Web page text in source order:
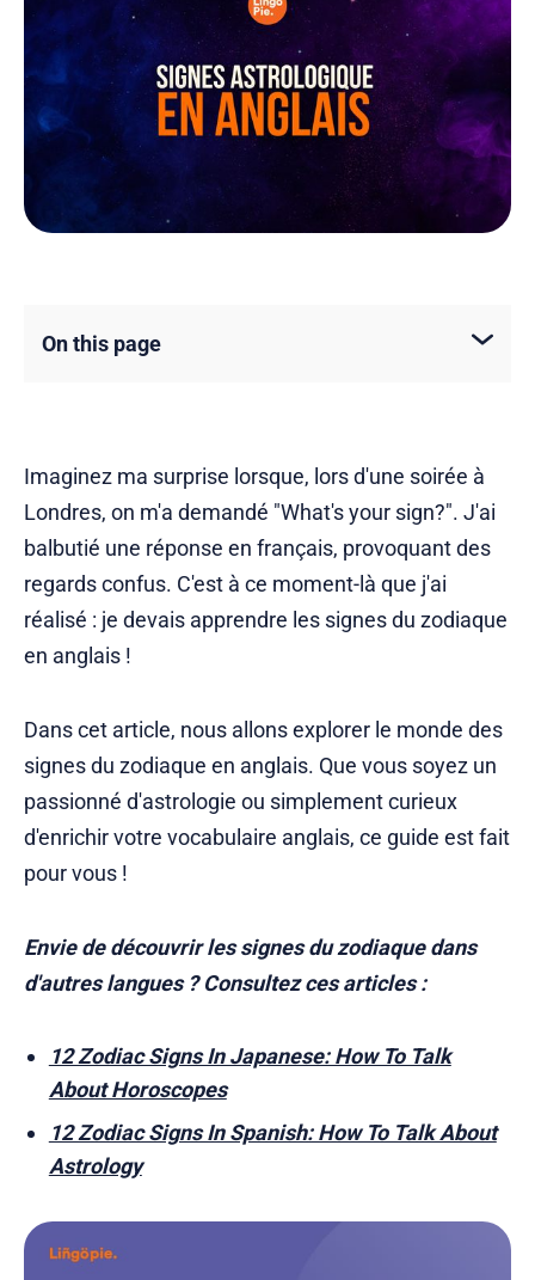
On this page
Imaginez ma surprise lorsque, lors d'une soirée à
Londres, on m'a demandé "What's your sign?". J'ai
balbutié une réponse en français, provoquant des
regards confus. C'est à ce moment-là que j'ai
réalisé : je devais apprendre les signes du zodiaque
en anglais !
Dans cet article, nous allons explorer le monde des
signes du zodiaque en anglais. Que vous soyez un
passionné d'astrologie ou simplement curieux
d'enrichir votre vocabulaire anglais, ce guide est fait
pour vous !
Envie de découvrir les signes du zodiaque dans
d'autres langues ? Consultez ces articles :
12 Zodiac Signs In Japanese: How To Talk
About Horoscopes
12 Zodiac Signs In Spanish: How To Talk About
Astrology